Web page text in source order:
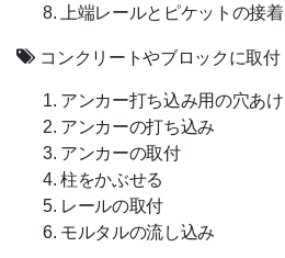
上端レールとピケットの接着
コンクリートやブロックに取付
アンカー打ち込み用の穴あけ
アンカーの打ち込み
アンカーの取付
柱をかぶせる
レールの取付
モルタルの流し込み